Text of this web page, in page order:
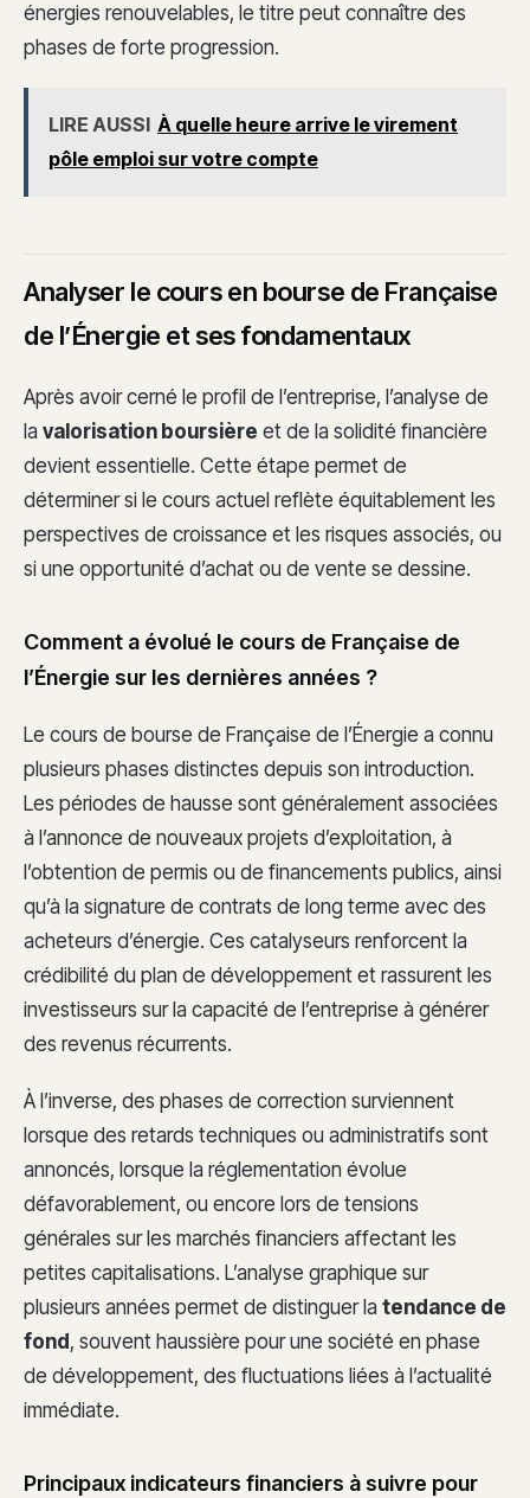
énergies renouvelables, le titre peut connaître des
phases de forte progression.
LIRE AUSSI À quelle heure arrive le virement
pôle emploi sur votre compte
Analyser le cours en bourse de Française
de l’Énergie et ses fondamentaux
Après avoir cerné le profil de l’entreprise, l’analyse de
la valorisation boursière et de la solidité financière
devient essentielle. Cette étape permet de
déterminer si le cours actuel reflète équitablement les
perspectives de croissance et les risques associés, ou
si une opportunité d’achat ou de vente se dessine.
Comment a évolué le cours de Française de
l’Énergie sur les dernières années ?
Le cours de bourse de Française de l’Énergie a connu
plusieurs phases distinctes depuis son introduction.
Les périodes de hausse sont généralement associées
à l’annonce de nouveaux projets d’exploitation, à
l’obtention de permis ou de financements publics, ainsi
qu’à la signature de contrats de long terme avec des
acheteurs d’énergie. Ces catalyseurs renforcent la
crédibilité du plan de développement et rassurent les
investisseurs sur la capacité de l’entreprise à générer
des revenus récurrents.
À l’inverse, des phases de correction surviennent
lorsque des retards techniques ou administratifs sont
annoncés, lorsque la réglementation évolue
défavorablement, ou encore lors de tensions
générales sur les marchés financiers affectant les
petites capitalisations. L’analyse graphique sur
plusieurs années permet de distinguer la tendance de
fond, souvent haussière pour une société en phase
de développement, des fluctuations liées à l’actualité
immédiate.
Principaux indicateurs financiers à suivre pour